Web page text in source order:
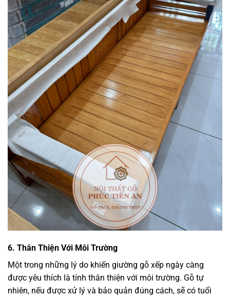
6. Thân Thiện Với Môi Trường
Một trong những lý do khiến giường gỗ xếp ngày càng
được yêu thích là tính thân thiện với môi trường. Gỗ tự
nhiên, nếu được xử lý và bảo quản đúng cách, sẽ có tuổi